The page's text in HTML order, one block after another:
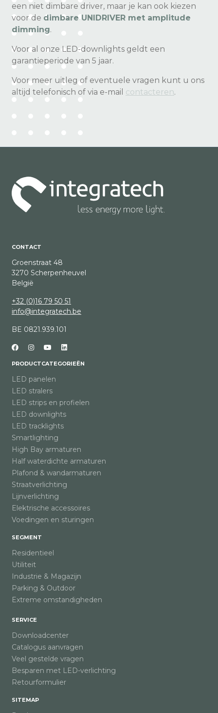
een niet dimbare driver, maar je kan ook kiezen
voor de dimbare UNIDRIVER met amplitude
dimming.
Voor al onze LED-downlights geldt een
garantieperiode van 5 jaar.
Voor meer uitleg of eventuele vragen kunt u ons
altijd telefonisch of via e-mail contacteren.
CONTACT
Groenstraat 48
3270 Scherpenheuvel
België
+32 (0)16 79 50 51
info@integratech.be
BE 0821.939.101
PRODUCTCATEGORIEËN
LED panelen
LED stralers
LED strips en profielen
LED downlights
LED tracklights
Smartlighting
High Bay armaturen
Half waterdichte armaturen
Plafond & wandarmaturen
Straatverlichting
Lijnverlichting
Elektrische accessoires
Voedingen en sturingen
SEGMENT
Residentieel
Utiliteit
Industrie & Magazijn
Parking & Outdoor
Extreme omstandigheden
SERVICE
Downloadcenter
Catalogus aanvragen
Veel gestelde vragen
Besparen met LED-verlichting
Retourformulier
SITEMAP